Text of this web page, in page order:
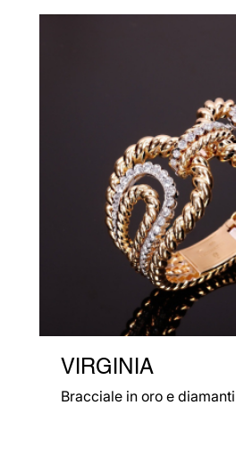
VIRGINIA
Bracciale in oro e diamanti